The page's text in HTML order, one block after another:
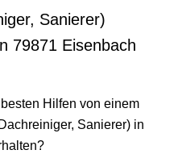
Sanierer)
79871 Eisenbach
Hilfen von einem
Sanierer) in